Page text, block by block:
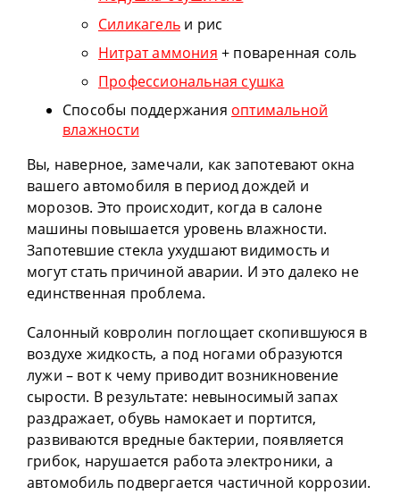
Силикагель и рис
Нитрат аммония + поваренная соль
Профессиональная сушка
Способы поддержания оптимальной
влажности
Вы, наверное, замечали, как запотевают окна
вашего автомобиля в период дождей и
морозов. Это происходит, когда в салоне
машины повышается уровень влажности.
Запотевшие стекла ухудшают видимость и
могут стать причиной аварии. И это далеко не
единственная проблема.
Салонный ковролин поглощает скопившуюся в
воздухе жидкость, а под ногами образуются
лужи – вот к чему приводит возникновение
сырости. В результате: невыносимый запах
раздражает, обувь намокает и портится,
развиваются вредные бактерии, появляется
грибок, нарушается работа электроники, а
автомобиль подвергается частичной коррозии.